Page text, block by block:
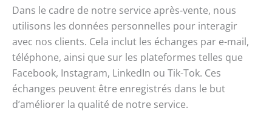
Dans le cadre de notre service après-vente, nous
utilisons les données personnelles pour interagir
avec nos clients. Cela inclut les échanges par e-mail,
téléphone, ainsi que sur les plateformes telles que
Facebook, Instagram, LinkedIn ou Tik-Tok. Ces
échanges peuvent être enregistrés dans le but
d’améliorer la qualité de notre service.